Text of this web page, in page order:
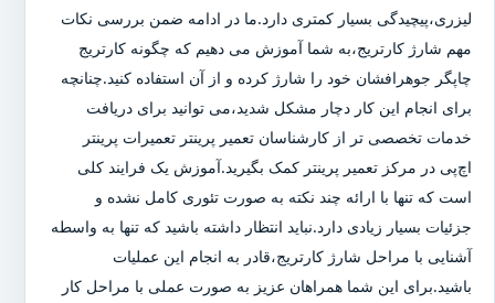
لیزری،پیچیدگی بسیار کمتری دارد.ما در ادامه ضمن بررسی نکات
مهم شارژ کارتریج،به شما آموزش می دهیم که چگونه کارتریج
چاپگر جوهرافشان خود را شارژ کرده و از آن استفاده کنید.چنانچه
برای انجام این کار دچار مشکل شدید،می توانید برای دریافت
خدمات تخصصی تر از کارشناسان تعمیر پرینتر تعمیرات پرینتر
اچ‌پی در مرکز تعمیر پرینتر کمک بگیرید.آموزش یک فرایند کلی
است که تنها با ارائه چند نکته به صورت تئوری کامل نشده و
جزئیات بسیار زیادی دارد.نباید انتظار داشته باشید که تنها به واسطه
آشنایی با مراحل شارژ کارتریج،قادر به انجام این عملیات
باشید.برای این شما همراهان عزیز به صورت عملی با مراحل کار